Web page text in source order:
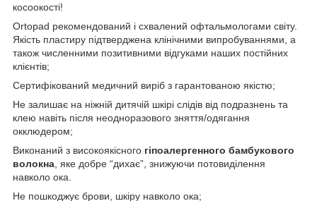
косоокості!
Ortopad рекомендований і схвалений офтальмологами світу.
Якість пластиру підтверджена клінічними випробуваннями, а
також численними позитивними відгуками наших постійних
клієнтів;
Сертифікований медичний виріб з гарантованою якістю;
Не залишає на ніжній дитячій шкірі слідів від подразнень та
клею навіть після неодноразового зняття/одягання
окклюдером;
Виконаний з високоякісного гіпоалергенного бамбукового
волокна , яке добре “дихає”, знижуючи потовиділення
навколо ока.
Не пошкоджує брови, шкіру навколо ока;